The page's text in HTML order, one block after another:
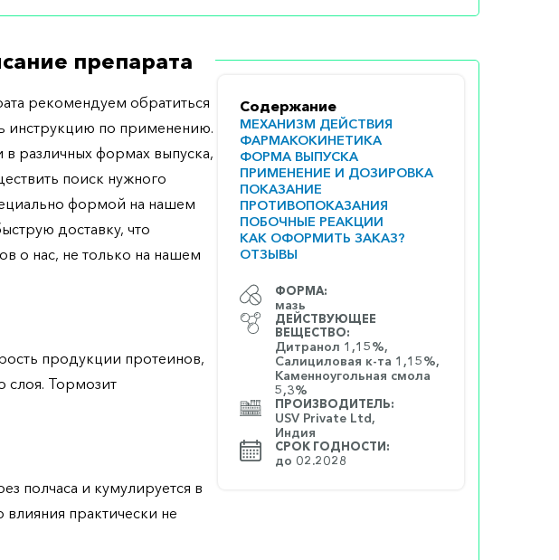
препарата
Содержание
МЕХАНИЗМ ДЕЙСТВИЯ
ФАРМАКОКИНЕТИКА
ФОРМА ВЫПУСКА
ПРИМЕНЕНИЕ И ДОЗИРОВКА
ПОКАЗАНИЕ
ПРОТИВОПОКАЗАНИЯ
ПОБОЧНЫЕ РЕАКЦИИ
КАК ОФОРМИТЬ ЗАКАЗ?
ОТЗЫВЫ
ФОРМА:
мазь
ДЕЙСТВУЮЩЕЕ
ВЕЩЕСТВО:
Дитранол 1,15%,
Салициловая к-та 1,15%,
Каменноугольная смола
5,3%
ПРОИЗВОДИТЕЛЬ:
USV Private Ltd,
Индия
СРОК ГОДНОСТИ:
до 02.2028
рекомендуем обратиться
инструкцию по применению.
в различных формах выпуска,
поиск нужного
формой на нашем
доставку, что
о нас, не только на нашем
продукции протеинов,
слоя. Тормозит
полчаса и кумулируется в
практически не